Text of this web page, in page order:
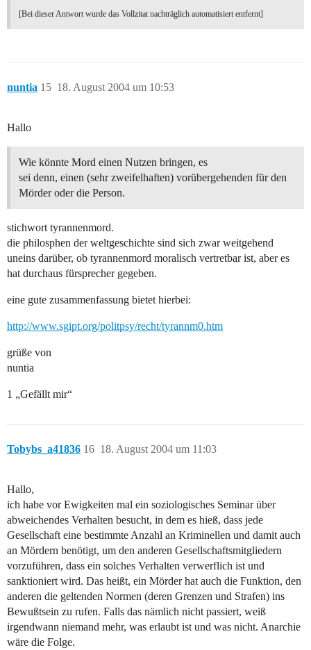
[Bei dieser Antwort wurde das Vollzitat nachträglich automatisiert entfernt]
nuntia 18. August 2004 um 10:53
15
Hallo
Wie könnte Mord einen Nutzen bringen, es
sei denn, einen (sehr zweifelhaften) vorübergehenden für den
Mörder oder die Person.
stichwort tyrannenmord.
die philosphen der weltgeschichte sind sich zwar weitgehend
uneins darüber, ob tyrannenmord moralisch vertretbar ist, aber es
hat durchaus fürsprecher gegeben.
eine gute zusammenfassung bietet hierbei:
http://www.sgipt.org/politpsy/recht/tyrannm0.htm
grüße von
nuntia
1 „Gefällt mir“
Tobybs_a41836 18. August 2004 um 11:03
16
Hallo,
ich habe vor Ewigkeiten mal ein soziologisches Seminar über
abweichendes Verhalten besucht, in dem es hieß, dass jede
Gesellschaft eine bestimmte Anzahl an Kriminellen und damit auch
an Mördern benötigt, um den anderen Gesellschaftsmitgliedern
vorzuführen, dass ein solches Verhalten verwerflich ist und
sanktioniert wird. Das heißt, ein Mörder hat auch die Funktion, den
anderen die geltenden Normen (deren Grenzen und Strafen) ins
Bewußtsein zu rufen. Falls das nämlich nicht passiert, weiß
irgendwann niemand mehr, was erlaubt ist und was nicht. Anarchie
wäre die Folge.